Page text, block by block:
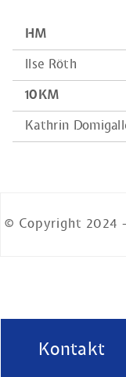
HM
Ilse Röth
10KM
Kathrin
© Copyright 2024
Kontakt